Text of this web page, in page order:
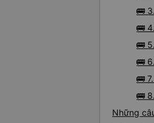
🚌
🚌
🚌
🚌
🚌
🚌
Những